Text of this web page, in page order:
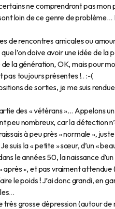
ne comprendront pas mon
loin de ce genre de
de rencontres amicales ou
l’on doive avoir une idée de
la génération, OK, mais pour
pas toujours présentes !.. :-(
de sorties, je me suis
des « vétérans »… Appelons
peu nombreux, car la détection
à peu près « normale »,
suis la « petite » sœur, d’un «
le années 50, la naissance
après », et pas vraiment attendue
le poids ! J’ai donc grandi, en
très grosse dépression (autour